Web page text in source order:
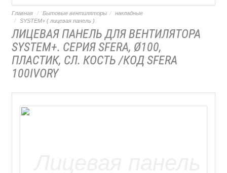
Главная Бытовые вентиляторы
накладные
SYSTEM+ ( лицевая панель )
ЛИЦЕВАЯ ПАНЕЛЬ ДЛЯ ВЕНТИЛЯТОРА
SYSTEM+. СЕРИЯ SFERA, Ø100,
ПЛАСТИК, СЛ. КОСТЬ /КОД SFERA
100IVORY